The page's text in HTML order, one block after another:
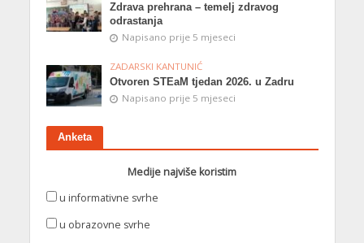
Zdrava prehrana – temelj zdravog
odrastanja
Napisano prije 5 mjeseci
ZADARSKI KANTUNIĆ
Otvoren STEaM tjedan 2026. u Zadru
Napisano prije 5 mjeseci
Anketa
Medije najviše koristim
u informativne svrhe
u obrazovne svrhe